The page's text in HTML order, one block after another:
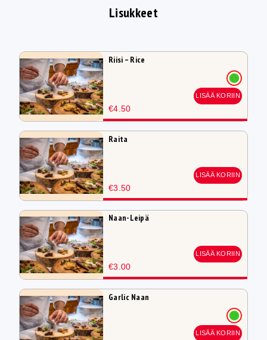
Lisukkeet
Riisi – Rice
€4.50
LISÄÄ KORIIN
Raita
€3.50
LISÄÄ KORIIN
Naan-Leipä
€3.00
LISÄÄ KORIIN
Garlic Naan
LISÄÄ KORIIN